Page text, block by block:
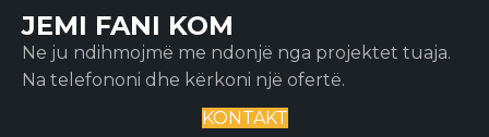
JEMI FANI KOM​
Ne ju ndihmojmë me ndonjë nga projektet tuaja.
Na telefononi dhe kërkoni një ofertë.
KONTAKT